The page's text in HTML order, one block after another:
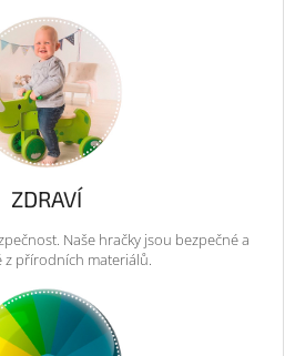
ZDRAVÍ
Naše hračky jsou bezpečné a
z přírodních materiálů.